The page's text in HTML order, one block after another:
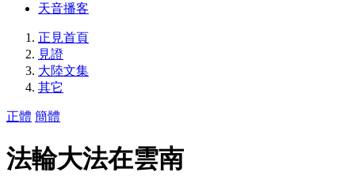
天音播客
正見首頁
見證
大陸文集
其它
正體 簡體
法輪大法在雲南